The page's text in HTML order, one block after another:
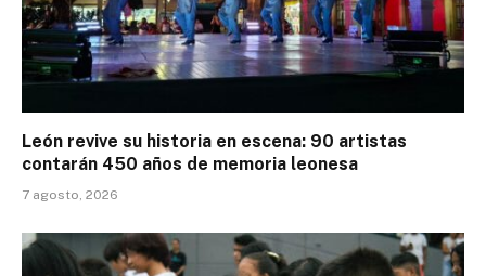
León revive su historia en escena: 90 artistas
contarán 450 años de memoria leonesa
7 agosto, 2026